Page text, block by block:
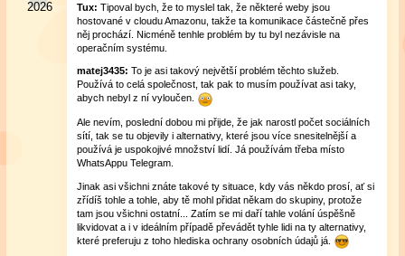
Tux: Tipoval bych, že to myslel tak, že některé weby jsou
hostované v cloudu Amazonu, takže ta komunikace částečně přes
něj prochází. Nicméně tenhle problém by tu byl nezávisle na
operačním systému.
matej3435: To je asi takový největší problém těchto služeb.
Používá to celá společnost, tak pak to musím používat asi taky,
abych nebyl z ní vyloučen.
Ale nevím, poslední dobou mi přijde, že jak narostl počet sociálních
sítí, tak se tu objevily i alternativy, které jsou více snesitelnější a
používá je uspokojivé množství lidí. Já používám třeba místo
WhatsAppu Telegram.
Jinak asi všichni znáte takové ty situace, kdy vás někdo prosí, ať si
zřídíš tohle a tohle, aby tě mohl přidat někam do skupiny, protože
tam jsou všichni ostatní... Zatím se mi daří tahle volání úspěšně
likvidovat a i v ideálním případě převádět tyhle lidi na ty alternativy,
které preferuju z toho hlediska ochrany osobních údajů já.